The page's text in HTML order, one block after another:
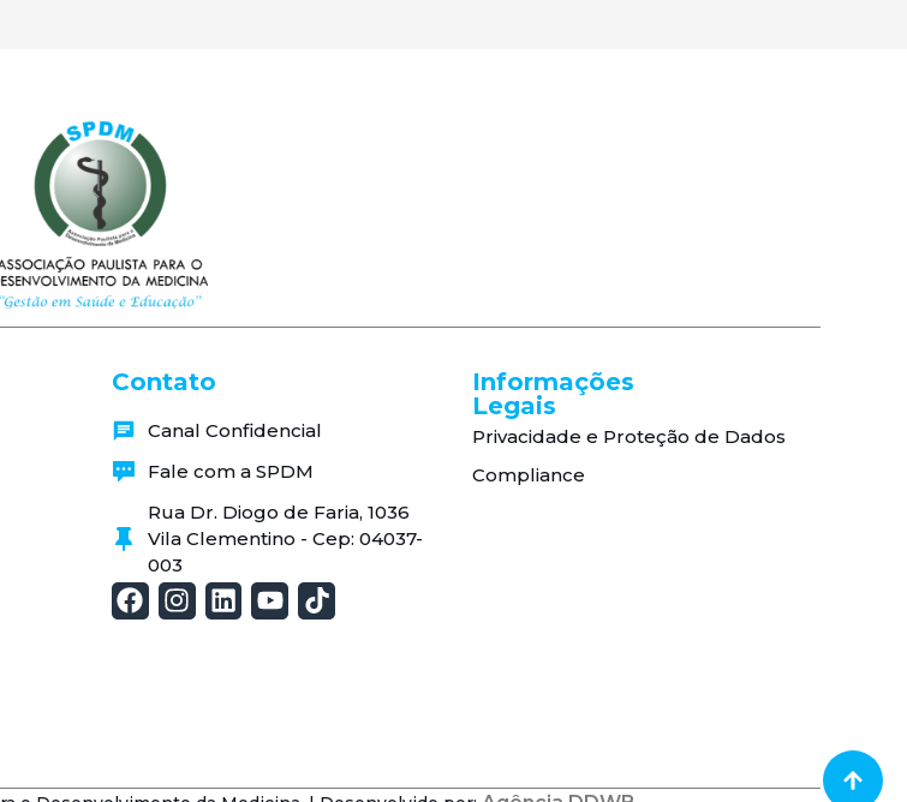
Contato
Canal Confidencial
Fale com a SPDM
Rua Dr. Diogo de Faria, 1036
Vila Clementino - Cep: 04037-
003
Informações
Legais
Privacidade e Proteção de Dados
Compliance